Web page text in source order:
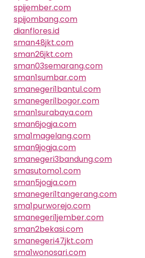
spijember.com
spijombang.com
dianflores.id
sman48jkt.com
sman26jkt.com
sman03semarang.com
sman1sumbar.com
smanegeri1bantul.com
smanegeri1bogor.com
sman1surabaya.com
sman6jogja.com
sma1magelang.com
sman9jogja.com
smanegeri3bandung.com
smasutomo1.com
sman5jogja.com
smanegeri1tangerang.com
sma1purworejo.com
smanegeri1jember.com
sman2bekasi.com
smanegeri47jkt.com
sma1wonosari.com